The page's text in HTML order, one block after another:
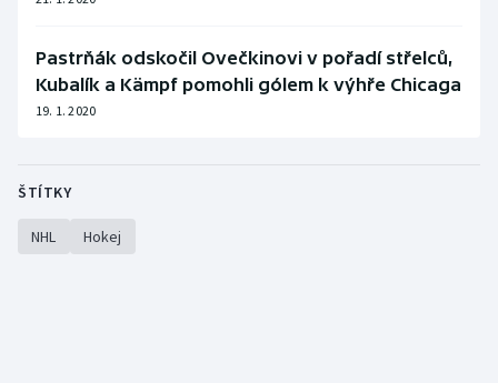
Pastrňák odskočil Ovečkinovi v pořadí střelců,
Kubalík a Kämpf pomohli gólem k výhře Chicaga
19. 1. 2020
ŠTÍTKY
NHL Hokej